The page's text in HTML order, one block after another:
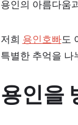
용인의 아름다움
저희 용인호빠도
특별한 추억을 나
용인을